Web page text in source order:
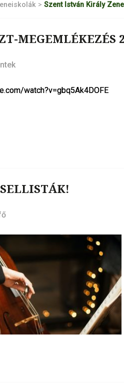
> Szent István Király
MEGEMLÉKEZÉS
watch?v=gbq5Ak4DOFE
watch?v=gbq5Ak4DOFE